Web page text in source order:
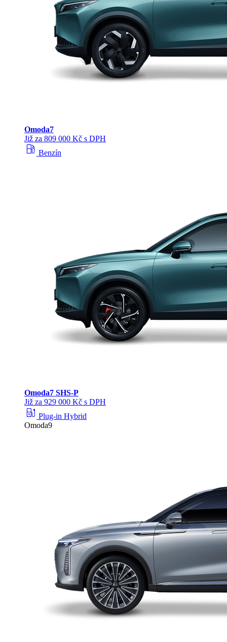
Omoda7
Již za 809 000 Kč s DPH
local_gas_station Benzín
Omoda7 SHS-P
Již za 929 000 Kč s DPH
ev_station Plug-in Hybrid
Omoda9